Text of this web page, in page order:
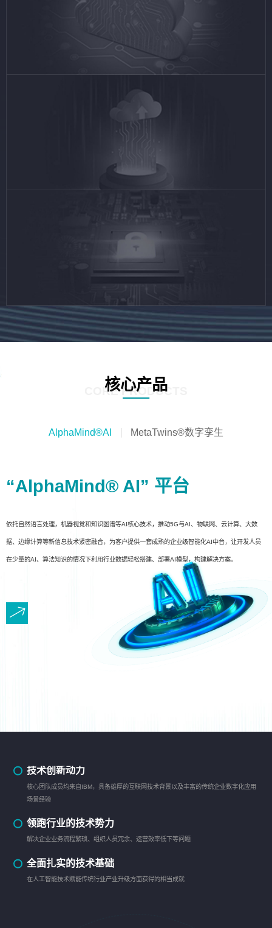
核心产品
CORE PRODUCTS
AlphaMind®AI MetaTwins®数字孪生
“AlphaMind® AI” 平台
依托自然语言处理，机器视觉和知识图谱等AI核心技术，推动5G与AI、物联网、云计算、大数
据、边缘计算等新信息技术紧密融合，为客户提供一套成熟的企业级智能化AI中台，让开发人员
在少量的AI、算法知识的情况下利用行业数据轻松搭建、部署AI模型，构建解决方案。
技术创新动力
核心团队成员均来自IBM，具备雄厚的互联网技术背景以及丰富的传统企业数字化应用
场景经验
领跑行业的技术势力
解决企业业务流程繁琐、组织人员冗余、运营效率低下等问题
全面扎实的技术基础
在人工智能技术赋能传统行业产业升级方面获得的相当成就